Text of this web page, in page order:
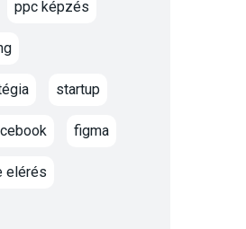
ppc képzés
startup
figma
elérés